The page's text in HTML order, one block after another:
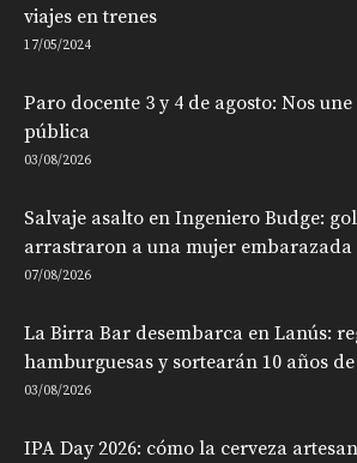
viajes en trenes
17/05/2024
Paro docente 3 y 4 de agosto: Nos
pública
03/08/2026
Salvaje asalto en Ingeniero Budge:
arrastraron a una mujer embarazada
07/08/2026
La Birra Bar desembarca en Lanús:
hamburguesas y sortearán 10 años
03/08/2026
IPA Day 2026: cómo la cerveza